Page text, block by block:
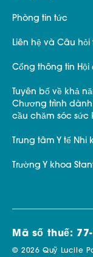
Phòng tin tức
Liên hệ và Câu
Cổng thông tin Hội
Tuyên bố về khả
Chương trình
cầu chăm sóc sức
Trung tâm Y tế Nhi
Trường Y khoa
Mã số thuế:
© 2026 Quỹ Lucile